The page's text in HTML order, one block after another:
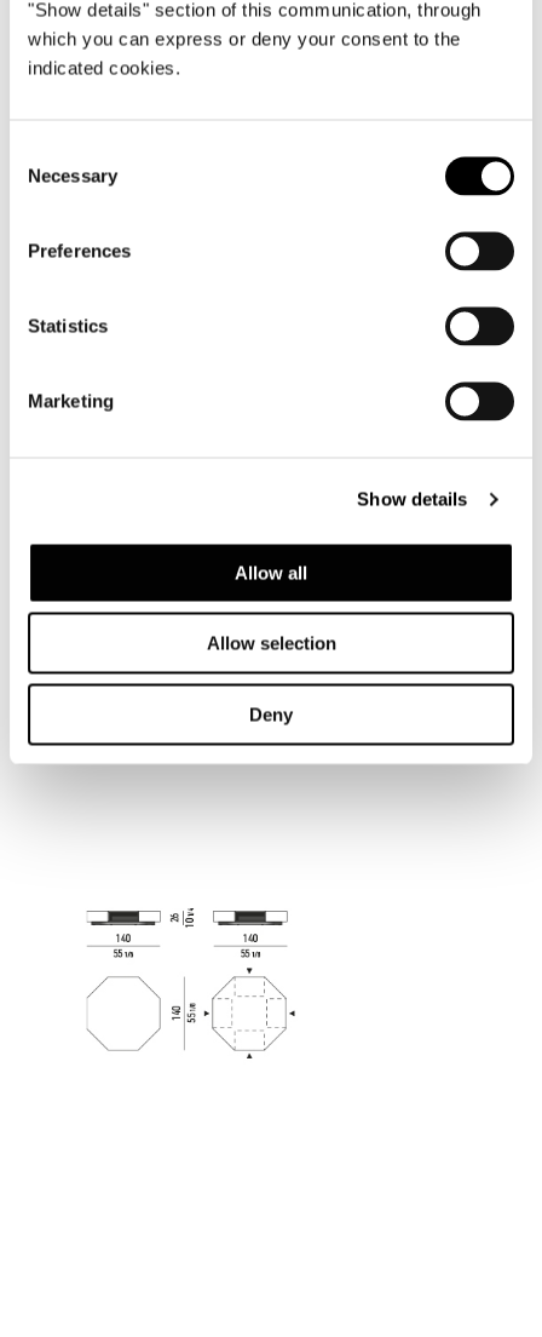
"Show details" section of this communication, through
which you can express or deny your consent to the
indicated cookies.
Selection
Necessary
Preferences
Statistics
Marketing
Show details
Allow all
Allow selection
Deny